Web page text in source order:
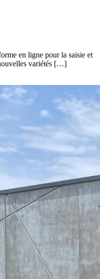
en ligne pour la saisie et
variétés […]